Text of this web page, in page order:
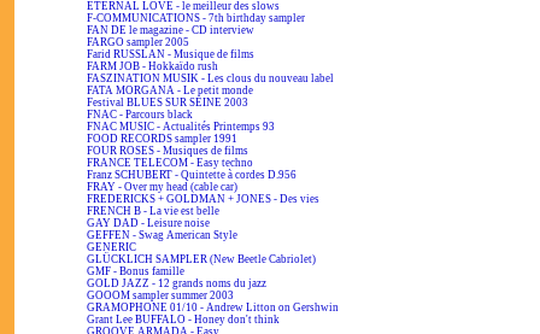
ETERNAL LOVE - le meilleur des slows
F-COMMUNICATIONS - 7th birthday sampler
FAN DE le magazine - CD interview
FARGO sampler 2005
Farid RUSSLAN - Musique de films
FARM JOB - Hokkaïdo rush
FASZINATION MUSIK - Les clous du nouveau label
FATA MORGANA - Le petit monde
Festival BLUES SUR SEINE 2003
FNAC - Parcours black
FNAC MUSIC - Actualités Printemps 93
FOOD RECORDS sampler 1991
FOUR ROSES - Musiques de films
FRANCE TELECOM - Easy techno
Franz SCHUBERT - Quintette à cordes D.956
FRAY - Over my head (cable car)
FREDERICKS + GOLDMAN + JONES - Des vies
FRENCH B - La vie est belle
GAY DAD - Leisure noise
GEFFEN - Swag American Style
GENERIC
GLÜCKLICH SAMPLER (New Beetle Cabriolet)
GMF - Bonus famille
GOLD JAZZ - 12 grands noms du jazz
GOOOM sampler summer 2003
GRAMOPHONE 01/10 - Andrew Litton on Gershwin
Grant Lee BUFFALO - Honey don't think
GROOVE ARMADA - Easy